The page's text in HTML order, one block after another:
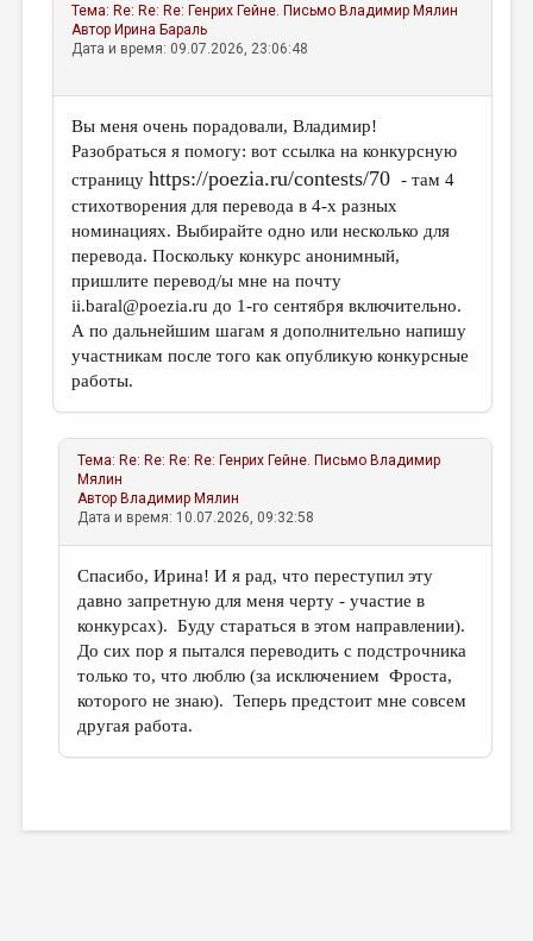
Тема:Re: Re: Re: Генрих Гейне. Письмо Владимир Мялин
АвторИрина Бараль
Дата и время: 09.07.2026, 23:06:48
Вы меня очень порадовали, Владимир!
Разобраться я помогу: вот ссылка на конкурсную
страницуhttps://poezia.ru/contests/70 - там 4
стихотворения для перевода в 4-х разных
номинациях. Выбирайте одно или несколько для
перевода. Поскольку конкурс анонимный,
пришлите перевод/ы мне на почту
ii.baral@poezia.ru до 1-го сентября включительно.
А по дальнейшим шагам я дополнительно напишу
участникам после того как опубликую конкурсные
работы.
Тема:Re: Re: Re: Re: Генрих Гейне. Письмо Владимир
Мялин
АвторВладимир Мялин
Дата и время: 10.07.2026, 09:32:58
Спасибо, Ирина! И я рад, что переступил эту
давно запретную для меня черту - участие в
конкурсах). Буду стараться в этом направлении).
До сих пор я пытался переводить с подстрочника
только то, что люблю (за исключением Фроста,
которого не знаю). Теперь предстоит мне совсем
другая работа.